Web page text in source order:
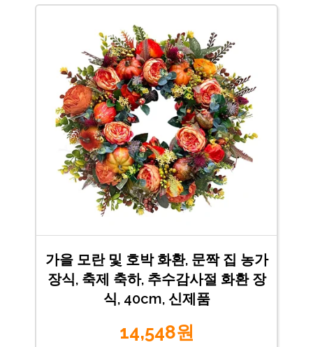
가을 모란 및 호박 화환, 문짝 집 농가
장식, 축제 축하, 추수감사절 화환 장
식, 40cm, 신제품
14,548원